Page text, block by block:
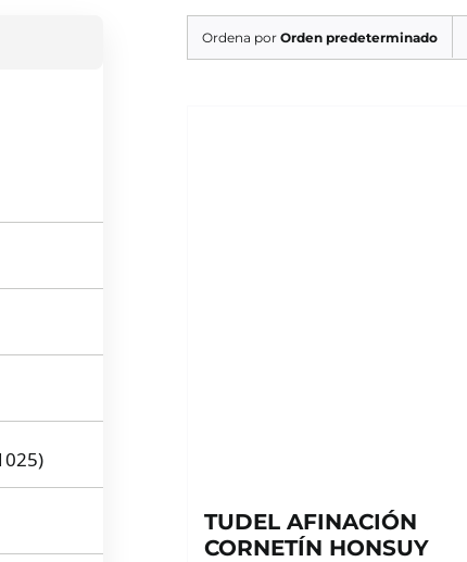
Ordena porOrden predeterminado
TUDEL AFINACIÓN
CORNETÍN HONSUY